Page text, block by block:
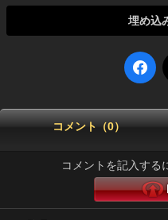
埋め込
コメント（0）
コメントを記入する